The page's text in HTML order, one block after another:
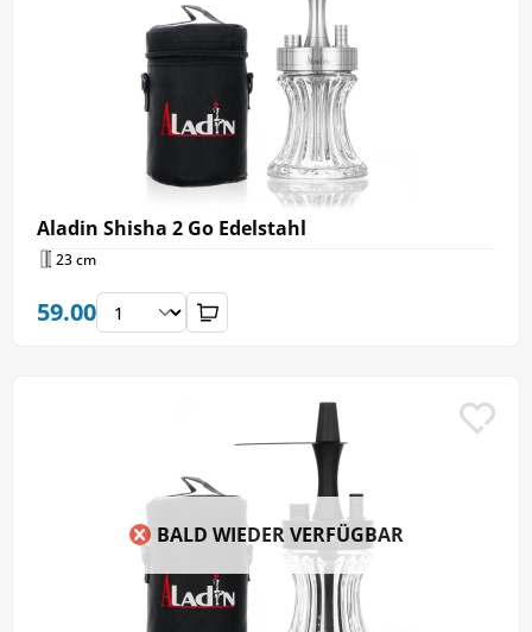
Aladin Shisha 2 Go Edelstahl
23 cm
59.00
BALD WIEDER VERFÜGBAR